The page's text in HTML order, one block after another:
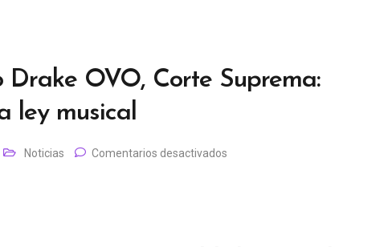
Drake OVO, Corte Suprema:
ley musical
Noticias Comentarios desactivados